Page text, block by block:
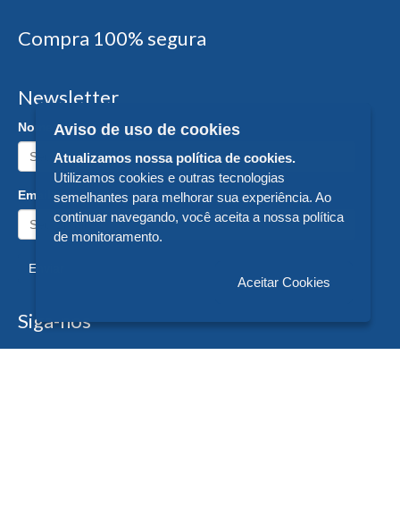
Compra 100% segura
Newsletter
Nome:
Email:
Enviar
Siga-nos
Aviso de uso de cookies
Atualizamos nossa política de cookies.
Utilizamos cookies e outras tecnologias
semelhantes para melhorar sua experiência. Ao
continuar navegando, você aceita a nossa política
de monitoramento.
Aceitar Cookies